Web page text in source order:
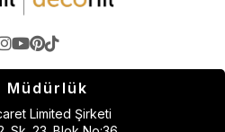
Müdürlük
Limited Şirketi